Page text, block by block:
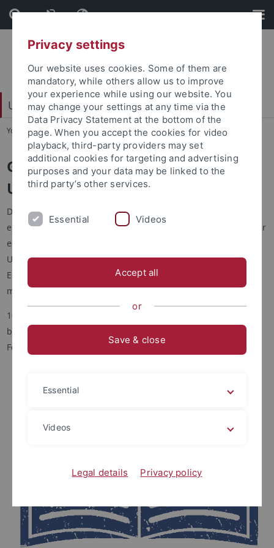
Skip
to
content
Skip
to
footer
Universitätsbund e. V.
You are here: Home ... Geschichte des Unibunds
Geschichte des Tübinger
Universitätsbundes
Die Geschichte des Tübinger Universitätsbundes begann im
eigentlichen Sinne im Krisenjahr 1923. Am
war
es soweit: In einer Gründungsversammlung wurde der
Universitätsbund offiziell aus der Taufe gehoben. Über die
Entwicklung der Vereins können Siehier
mehr erfahren.
100 Jahre später, am 20. Januar 2024, werden wir diesen
bedeutsamen Tag gebührend feiern. Tragen Sie sich diesen
Festtag schon heute in Ihren Kalender ein!
Privacy settings
Our website uses cookies. Some of them are
mandatory, while others allow us to improve
your experience while using our website. You
may change your settings at any time via the
Data Privacy Statement at the bottom of the
page. When you accept the cookies for video
playback, third-party providers may set
additional cookies for targeting and advertising
purposes and your data may be linked to the
third party’s other services.
Essential Videos
Accept all
or
Save & close
Essential
Videos
Legal details Privacy policy